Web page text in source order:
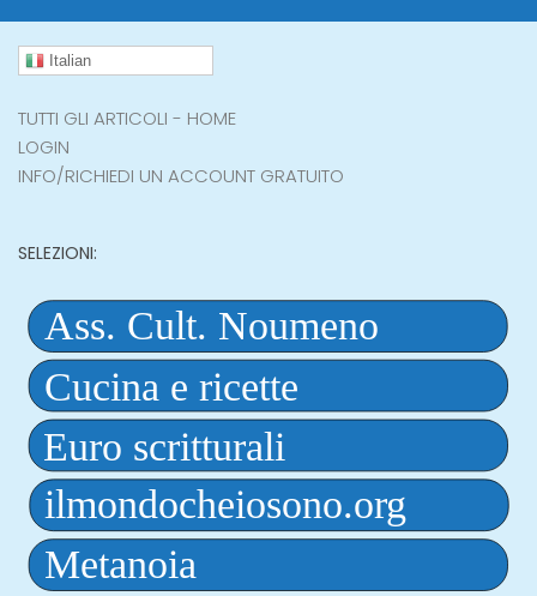
Italian
TUTTI GLI ARTICOLI - HOME
LOGIN
INFO/RICHIEDI UN ACCOUNT GRATUITO
SELEZIONI: